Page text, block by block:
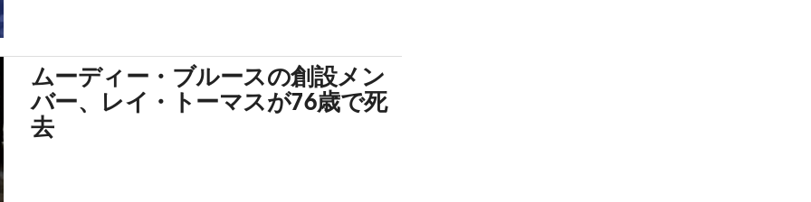
ムーディー・ブルースの創設メン
バー、レイ・トーマスが76歳で死
去